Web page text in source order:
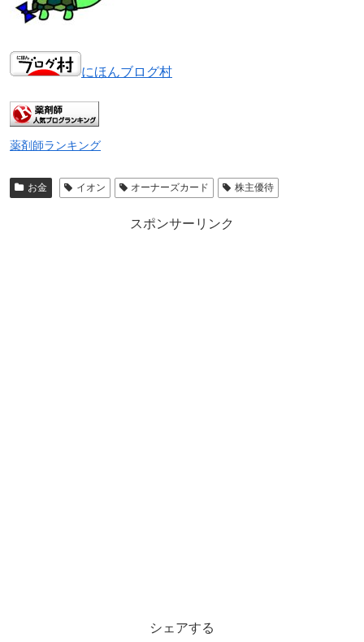
にほんブログ村
薬剤師ランキング
お金 イオン オーナーズカード 株主優待
スポンサーリンク
シェアする